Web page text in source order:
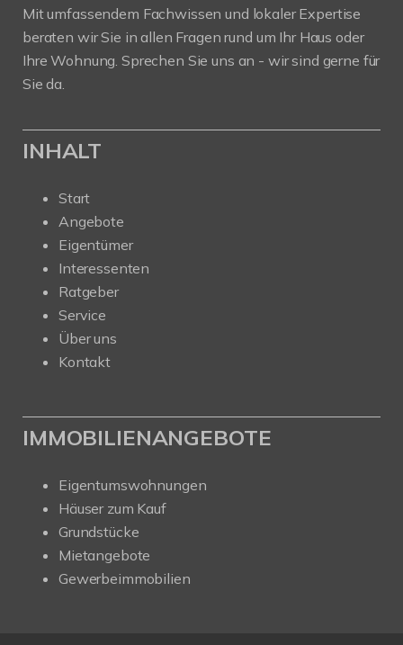
Mit umfassendem Fachwissen und lokaler Expertise
beraten wir Sie in allen Fragen rund um Ihr Haus oder
Ihre Wohnung. Sprechen Sie uns an - wir sind gerne für
Sie da.
INHALT
Start
Angebote
Eigentümer
Interessenten
Ratgeber
Service
Über uns
Kontakt
IMMOBILIENANGEBOTE
Eigentumswohnungen
Häuser zum Kauf
Grundstücke
Mietangebote
Gewerbeimmobilien